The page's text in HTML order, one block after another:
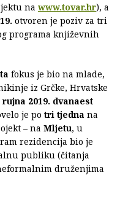
na www.tovar.hr), a
otvoren je poziv za tri
programa književnih
fokus je bio na mlade,
iz Grčke, Hrvatske
2019. dvanaest
je po tri tjedna na
– na Mljetu, u
rezidencija bio je
publiku (čitanja
druženjima